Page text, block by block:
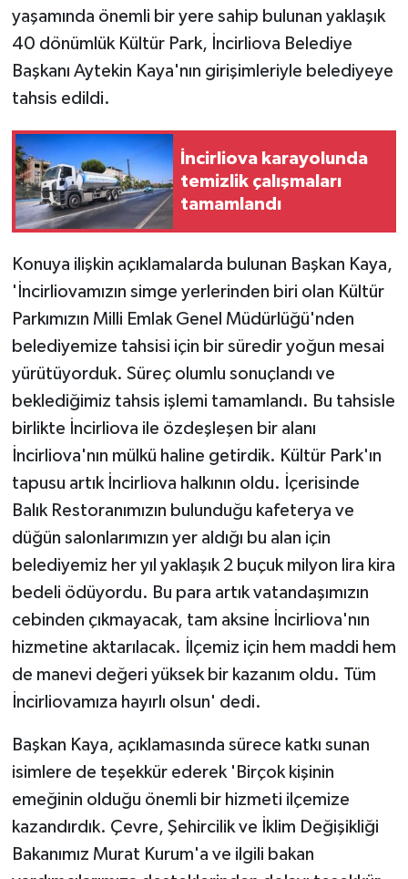
yaşamında önemli bir yere sahip bulunan yaklaşık
40 dönümlük Kültür Park, İncirliova Belediye
Başkanı Aytekin Kaya'nın girişimleriyle belediyeye
tahsis edildi.
İncirliova karayolunda
temizlik çalışmaları
tamamlandı
Konuya ilişkin açıklamalarda bulunan Başkan Kaya,
'İncirliovamızın simge yerlerinden biri olan Kültür
Parkımızın Milli Emlak Genel Müdürlüğü'nden
belediyemize tahsisi için bir süredir yoğun mesai
yürütüyorduk. Süreç olumlu sonuçlandı ve
beklediğimiz tahsis işlemi tamamlandı. Bu tahsisle
birlikte İncirliova ile özdeşleşen bir alanı
İncirliova'nın mülkü haline getirdik. Kültür Park'ın
tapusu artık İncirliova halkının oldu. İçerisinde
Balık Restoranımızın bulunduğu kafeterya ve
düğün salonlarımızın yer aldığı bu alan için
belediyemiz her yıl yaklaşık 2 buçuk milyon lira kira
bedeli ödüyordu. Bu para artık vatandaşımızın
cebinden çıkmayacak, tam aksine İncirliova'nın
hizmetine aktarılacak. İlçemiz için hem maddi hem
de manevi değeri yüksek bir kazanım oldu. Tüm
İncirliovamıza hayırlı olsun' dedi.
Başkan Kaya, açıklamasında sürece katkı sunan
isimlere de teşekkür ederek 'Birçok kişinin
emeğinin olduğu önemli bir hizmeti ilçemize
kazandırdık. Çevre, Şehircilik ve İklim Değişikliği
Bakanımız Murat Kurum'a ve ilgili bakan